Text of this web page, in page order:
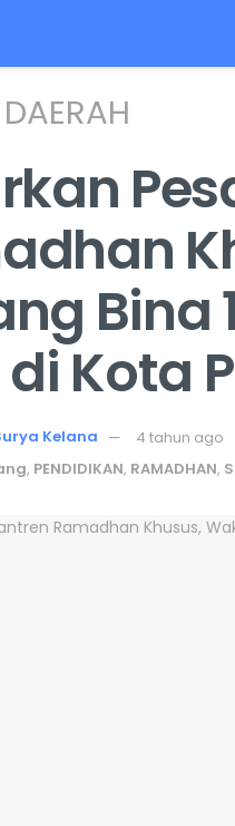
DAERAH
Bina
di Kota
Kelana
4 tahun ago
, PENDIDIKAN, RAMADHAN,